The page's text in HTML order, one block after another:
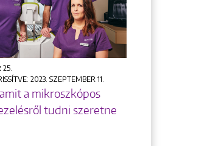
2023. SZEPTEMBER 11.
a mikroszkópos
tudni szeretne